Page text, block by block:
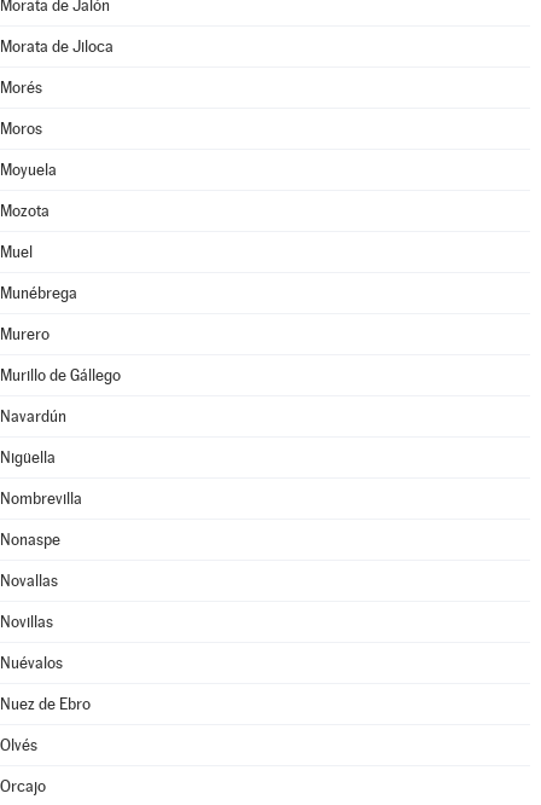
Morata de Jalón
Morata de Jiloca
Morés
Moros
Moyuela
Mozota
Muel
Munébrega
Murero
Murillo de Gállego
Navardún
Nigüella
Nombrevilla
Nonaspe
Novallas
Novillas
Nuévalos
Nuez de Ebro
Olvés
Orcajo